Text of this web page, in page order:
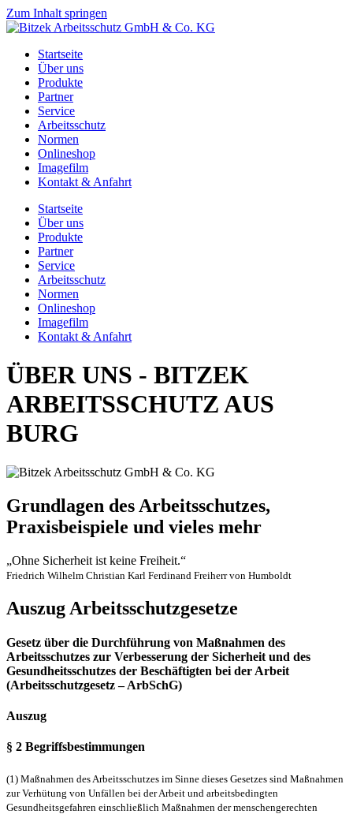
Zum Inhalt springen
Startseite
Über uns
Produkte
Partner
Service
Arbeitsschutz
Normen
Onlineshop
Imagefilm
Kontakt & Anfahrt
Startseite
Über uns
Produkte
Partner
Service
Arbeitsschutz
Normen
Onlineshop
Imagefilm
Kontakt & Anfahrt
ÜBER UNS - BITZEK
ARBEITS­SCHUTZ AUS
BURG
Grundlagen des Arbeitsschutzes,
Praxisbeispiele und vieles mehr
„Ohne Sicherheit ist keine Freiheit.“
Friedrich Wilhelm Christian Karl Ferdinand Freiherr von Humboldt
Auszug Arbeitsschutz­gesetze
Gesetz über die Durchführung von Maßnahmen des
Arbeitsschutzes zur Verbesserung der Sicherheit und des
Gesundheitsschutzes der Beschäftigten bei der Arbeit
(Arbeitsschutzgesetz – ArbSchG)
Auszug
§ 2 Begriffsbestimmungen
(1) Maßnahmen des Arbeitsschutzes im Sinne dieses Gesetzes sind Maßnahmen
zur Verhütung von Unfällen bei der Arbeit und arbeitsbedingten
Gesundheitsgefahren einschließlich Maßnahmen der menschengerechten